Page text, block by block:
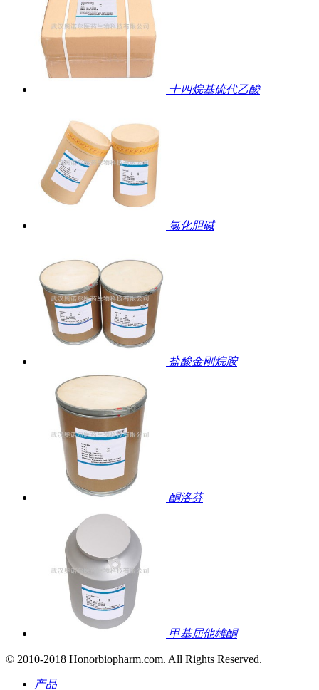
十四烷基硫代乙酸
氯化胆碱
盐酸金刚烷胺
酮洛芬
甲基屈他雄酮
© 2010-2018 Honorbiopharm.com. All Rights Reserved.
产品